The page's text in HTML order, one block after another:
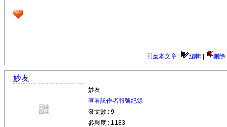
回應本文章 編輯 刪除
妙友
妙友
查看該作者報號紀錄
發文數 : 9
參與度 : 1183